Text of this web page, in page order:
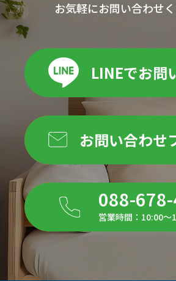
お気軽にお問い合わせく
LINEでお問
お問い合わせ
088-
営業時間：10:00～